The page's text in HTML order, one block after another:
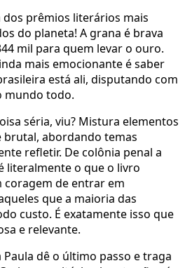
prêmios literários mais
do planeta! A grana é brava
mil para quem levar o ouro.
mais emocionante é saber
está ali, disputando com
mundo todo.
séria, viu? Mistura elementos
brutal, abordando temas
refletir. De colônia penal a
literalmente o que o livro
coragem de entrar em
que a maioria das
custo. É exatamente isso que
e relevante.
dê o último passo e traga